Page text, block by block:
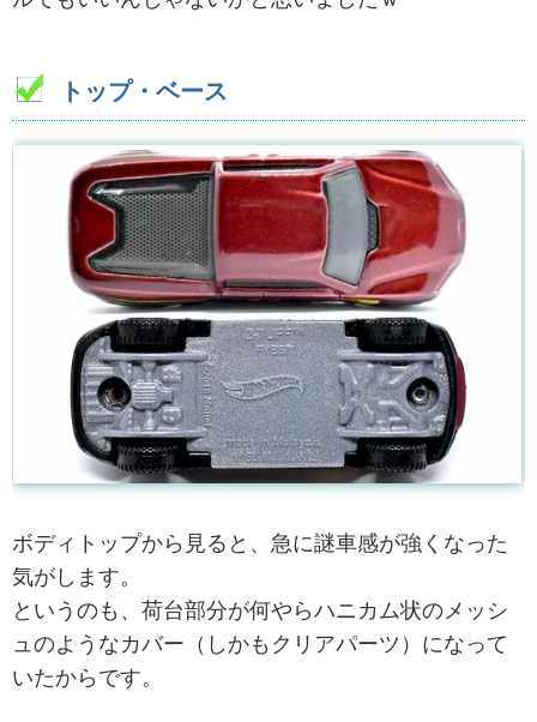
トップ・ベース
ボディトップから見ると、急に謎車感が強くなった
気がします。
というのも、荷台部分が何やらハニカム状のメッシ
ュのようなカバー（しかもクリアパーツ）になって
いたからです。